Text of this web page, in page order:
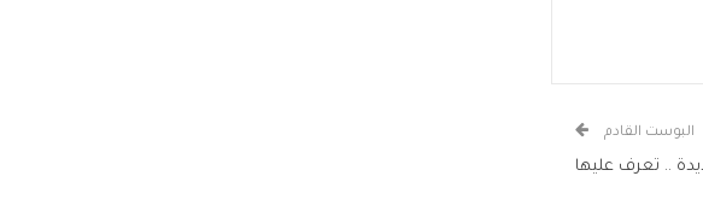
البوست القادم
.. تعرف عليها